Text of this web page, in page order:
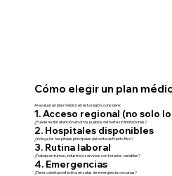
Cómo elegir un plan
Al evaluar un plan médico en esta región, considere:
1. Acceso regional (no solo
¿Puede recibir atención en otros pueblos del norte sin limitaciones?
2. Hospitales disponibles
¿Incluye los hospitales principales del norte de Puerto Rico?
3. Rutina laboral
¿Trabaja en turnos, industria o servicios con horarios variables?
4. Emergencias
¿Tiene cobertura efectiva en salas de emergencia cercanas?